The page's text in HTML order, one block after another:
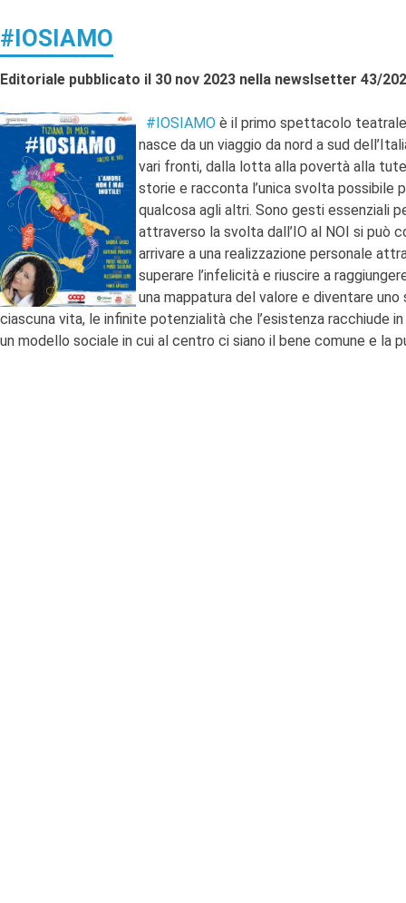
#IOSIAMO
Editoriale pubblicato il 30 nov 2023 nella newslsetter 43/
#IOSIAMO è il primo spettacolo
nasce da un viaggio da nord a sud
vari fronti, dalla lotta alla povertà alla
storie e racconta l’unica svolta possibile
qualcosa agli altri. Sono gesti essenziali
attraverso la svolta dall’IO al NOI si può
arrivare a una realizzazione personale
superare l’infelicità e riuscire a
una mappatura del valore e diventare
ciascuna vita, le infinite potenzialità che l’esistenza racchiude
un modello sociale in cui al centro ci siano il bene comune e la